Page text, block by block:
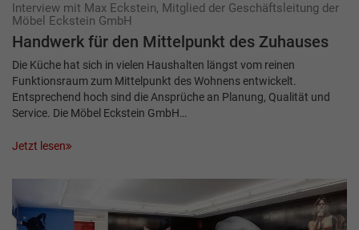
Interview mit Max Eckstein, Mitglied der Geschäftsleitung der
Möbel Eckstein GmbH
Handwerk für den Mittelpunkt des Zuhauses
Die Küche hat sich in vielen Haushalten längst vom reinen
Funktionsraum zum Mittelpunkt des Wohnens entwickelt.
Entsprechend hoch sind die Ansprüche an Planung, Qualität und
Service. Die Möbel Eckstein GmbH…
Jetzt lesen